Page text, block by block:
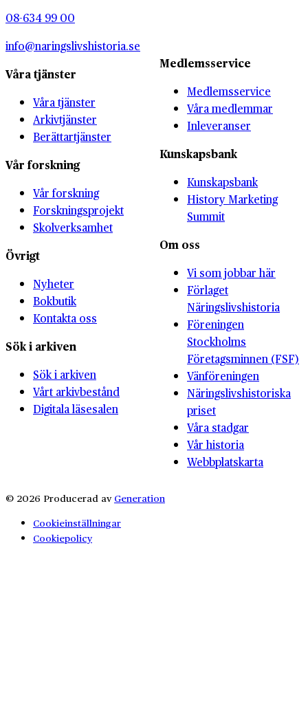
08-634 99 00
info@naringslivshistoria.se
Våra tjänster
Våra tjänster
Arkivtjänster
Berättartjänster
Vår forskning
Vår forskning
Forskningsprojekt
Skolverksamhet
Övrigt
Nyheter
Bokbutik
Kontakta oss
Sök i arkiven
Sök i arkiven
Vårt arkivbestånd
Digitala läsesalen
Medlemsservice
Medlemsservice
Våra medlemmar
Inleveranser
Kunskapsbank
Kunskapsbank
History Marketing
Summit
Om oss
Vi som jobbar här
Förlaget
Näringslivshistoria
Föreningen
Stockholms
Företagsminnen (FSF)
Vänföreningen
Näringslivshistoriska
priset
Våra stadgar
Vår historia
Webbplatskarta
© 2026 Producerad av Generation
Cookieinställningar
Cookiepolicy